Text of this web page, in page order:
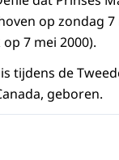
op zondag
7 mei 2000).
tijdens de
geboren.